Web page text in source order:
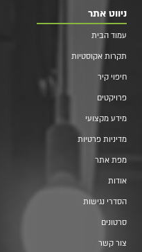
ניווט אתר
עמוד הבית
תקרות אקוסטיות
חיפוי קיר
פרויקטים
מידע מקצועי
מדיניות פרטיות
מפת אתר
אודות
הסדרי נגישות
סרטונים
צור קשר